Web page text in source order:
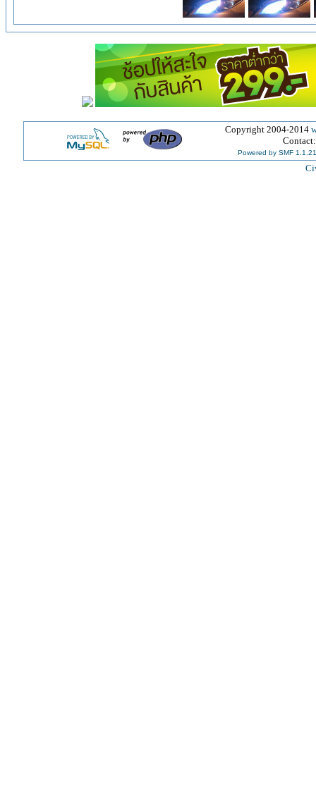
Copyright 2004-2014
Powered by SMF 1.1.21